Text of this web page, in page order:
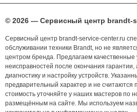
© 2026 — Сервисный центр brandt-
Сервисный центр brandt-service-center.ru
обслуживании техники Brandt, но не
центром бренда. Предлагаем качественные
неисправностей после окончания
диагностику и настройку устройств.
предварительный характер и не
стоимость уточняйте у наших мастеров по
размещённым на сайте. Мы используем